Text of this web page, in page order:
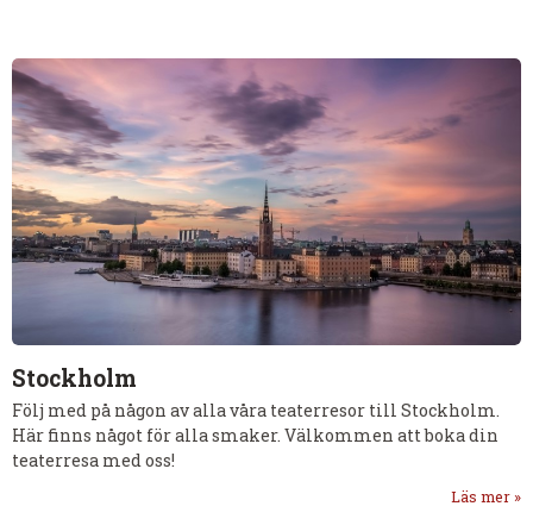
Stockholm
Följ med på någon av alla våra teaterresor till Stockholm.
Här finns något för alla smaker. Välkommen att boka din
teaterresa med oss!
Läs mer